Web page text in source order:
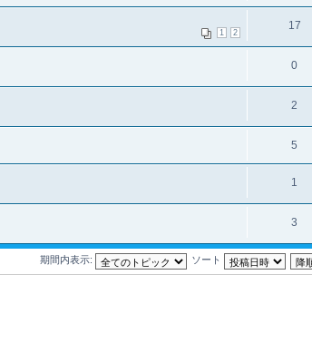
1 2
17
0
2
5
1
3
期間内表示: ソート